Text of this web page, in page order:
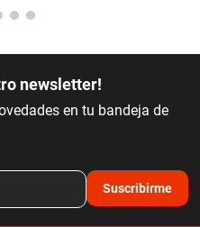
newsletter!
en tu bandeja de
Suscribirme